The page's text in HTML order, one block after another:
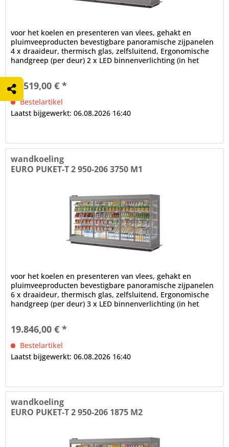
voor het koelen en presenteren van vlees, gehakt en
pluimveeproducten bevestigbare panoramische zijpanelen
4 x draaideur, thermisch glas, zelfsluitend, Ergonomische
handgreep (per deur) 2 x LED binnenverlichting (in het
15.519,00 € *
Bestelartikel
Laatst bijgewerkt: 06.08.2026 16:40
wandkoeling
EURO PUKET-T 2 950-206 3750 M1
voor het koelen en presenteren van vlees, gehakt en
pluimveeproducten bevestigbare panoramische zijpanelen
6 x draaideur, thermisch glas, zelfsluitend, Ergonomische
handgreep (per deur) 3 x LED binnenverlichting (in het
19.846,00 € *
Bestelartikel
Laatst bijgewerkt: 06.08.2026 16:40
wandkoeling
EURO PUKET-T 2 950-206 1875 M2